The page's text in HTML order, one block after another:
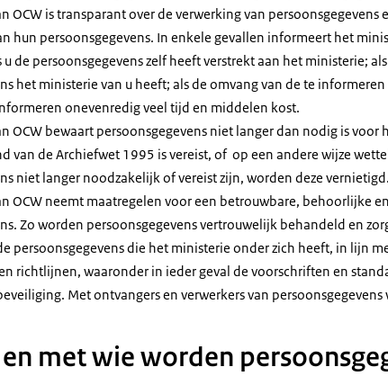
OCW is transparant over de verwerking van
hun persoonsgegevens. In enkele gevallen informeert het
de persoonsgegevens zelf heeft verstrekt aan het ministerie;
het ministerie van u heeft; als de omvang van de te
onevenredig veel tijd en middelen kost.
OCW bewaart persoonsgegevens niet langer dan nodig is voor
van de Archiefwet 1995 is vereist, of op een andere wijze
niet langer noodzakelijk of vereist zijn, worden deze vernietigd.
OCW neemt maatregelen voor een betrouwbare, behoorlijke
Zo worden persoonsgegevens vertrouwelijk behandeld en
persoonsgegevens die het ministerie onder zich heeft, in lijn
richtlijnen, waaronder in ieder geval de voorschriften en
Met ontvangers en verwerkers van
met wie worden